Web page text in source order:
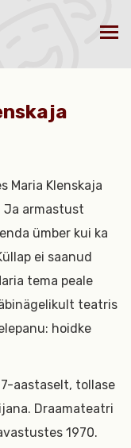
Maria Klenskaja
Ja armastust
ümber kui ka
ei saanud
tema peale
teatris
hoidke
aastaselt, tollase
Draamateatri
1970.